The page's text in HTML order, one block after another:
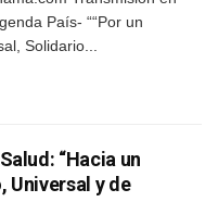
País- ““Por un
Solidario...
“Hacia un
Universal y de